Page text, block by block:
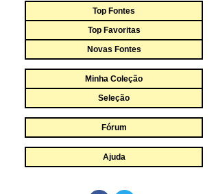
Top Fontes
Top Favoritas
Novas Fontes
Minha Coleção
Seleção
Fórum
Ajuda